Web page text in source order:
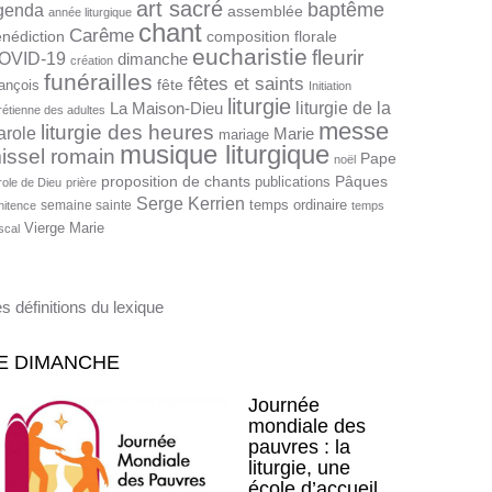
année liturgique art sacré assemblée baptême
Carême chant composition florale
19 création dimanche eucharistie fleurir
funérailles fête fêtes et saints Initiation
des adultes La Maison-Dieu liturgie liturgie de la
liturgie des heures mariage Marie messe
romain musique liturgique noël Pape
de Dieu prière proposition de chants publications Pâques
semaine sainte Serge Kerrien temps ordinaire temps
Vierge Marie
définitions du lexique
DIMANCHE
Journée
mondiale des
pauvres : la
liturgie, une